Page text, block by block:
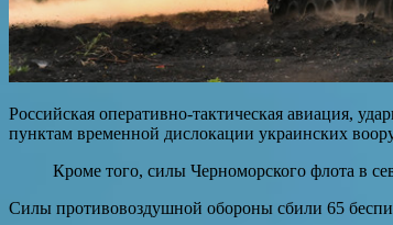
Российская оперативно-тактическая авиация,
пунктам временной дислокации украинских
Кроме того, силы Черноморского флота в
Силы противовоздушной обороны сбили 65